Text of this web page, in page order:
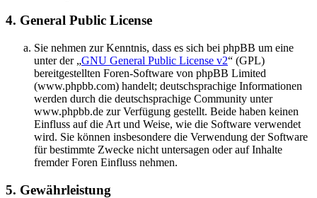
4. General Public License
Sie nehmen zur Kenntnis, dass es sich bei phpBB um eine
unter der „GNU General Public License v2“ (GPL)
bereitgestellten Foren-Software von phpBB Limited
(www.phpbb.com) handelt; deutschsprachige Informationen
werden durch die deutschsprachige Community unter
www.phpbb.de zur Verfügung gestellt. Beide haben keinen
Einfluss auf die Art und Weise, wie die Software verwendet
wird. Sie können insbesondere die Verwendung der Software
für bestimmte Zwecke nicht untersagen oder auf Inhalte
fremder Foren Einfluss nehmen.
5. Gewährleistung